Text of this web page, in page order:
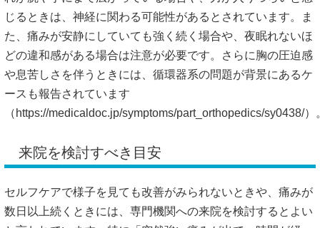
じるときは、神経に関わる可能性があるとされています。ま
た、痛みが安静にしていても強く続く場合や、夜眠れないほ
どの違和感がある場合は注意が必要です。さらに胸の圧迫感
や息苦しさを伴うときには、循環器系の問題が背景にあるケ
ースも報告されています
（ https://medicaldoc.jp/symptoms/part_orthopedics/sy0438/）
来院を検討すべき目安
セルフケアで様子を見ても改善がみられないときや、痛みが
数日以上続くときには、専門機関への来院を検討するとよい